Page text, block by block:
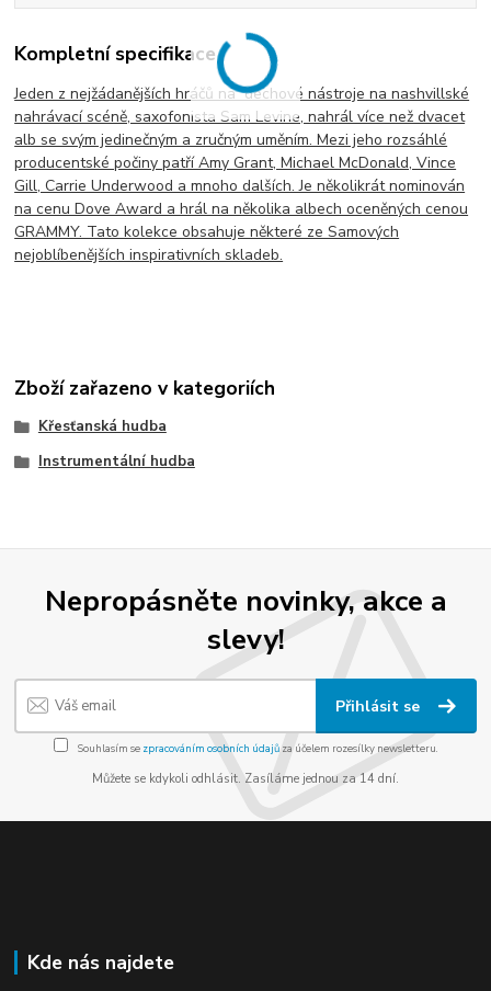
Kompletní specifikace
Jeden z nejžádanějších hráčů na dechové nástroje na nashvillské
nahrávací scéně, saxofonista Sam Levine, nahrál více než dvacet
alb se svým jedinečným a zručným uměním. Mezi jeho rozsáhlé
producentské počiny patří Amy Grant, Michael McDonald, Vince
Gill, Carrie Underwood a mnoho dalších. Je několikrát nominován
na cenu Dove Award a hrál na několika albech oceněných cenou
GRAMMY. Tato kolekce obsahuje některé ze Samových
nejoblíbenějších inspirativních skladeb.
Zboží zařazeno v kategoriích
Křesťanská hudba
Instrumentální hudba
Nepropásněte novinky, akce a
slevy!
Přihlásit se
Souhlasím se zpracováním osobních údajůza účelem rozesílky newsletteru.
Můžete se kdykoli odhlásit. Zasíláme jednou za 14 dní.
Kde nás najdete